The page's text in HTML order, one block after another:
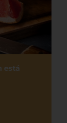
está